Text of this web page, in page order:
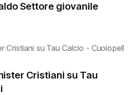
Settore giovanile
Cristiani su Tau